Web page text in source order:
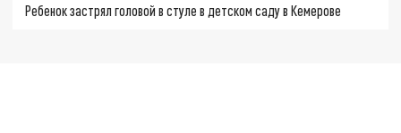
Ребенок застрял головой в стуле в детском саду в Кемерове